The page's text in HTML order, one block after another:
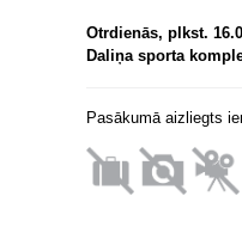
Otrdienās, plkst.
Daliņa sporta
Pasākumā aizliegts